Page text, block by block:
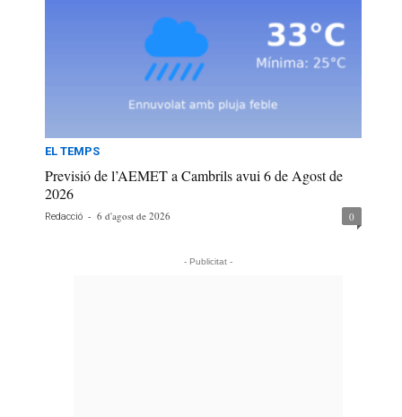
EL TEMPS
Previsió de l’AEMET a Cambrils avui 6 de Agost de
2026
Redacció - 6 d'agost de 2026 0
- Publicitat -